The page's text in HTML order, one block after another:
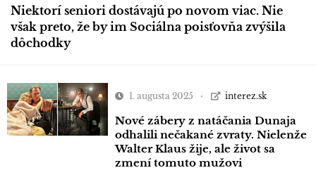
Niektorí seniori dostávajú po novom viac. Nie
však preto, že by im Sociálna poisťovňa zvýšila
dôchodky
1. augusta 2025 interez.sk
Nové zábery z natáčania Dunaja
odhalili nečakané zvraty. Nielenže
Walter Klaus žije, ale život sa
zmení tomuto mužovi